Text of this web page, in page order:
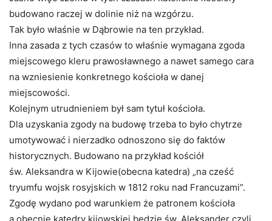
budowano raczej w dolinie niż na wzgórzu.
Tak było właśnie w Dąbrowie na ten przykład.
Inna zasada z tych czasów to właśnie wymagana zgoda
miejscowego kleru prawosławnego a nawet samego cara
na wzniesienie konkretnego kościoła w danej
miejscowości.
Kolejnym utrudnieniem był sam tytuł kościoła.
Dla uzyskania zgody na budowę trzeba to było chytrze
umotywować i nierzadko odnoszono się do faktów
historycznych. Budowano na przykład kościół
św. Aleksandra w Kijowie(obecna katedra) „na cześć
tryumfu wojsk rosyjskich w 1812 roku nad Francuzami”.
Zgodę wydano pod warunkiem że patronem kościoła